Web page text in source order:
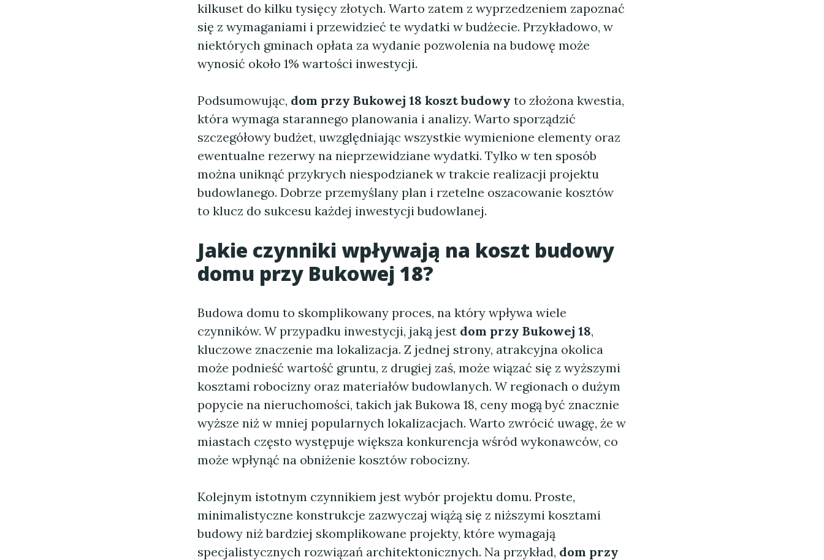
kilkuset do kilku tysięcy złotych. Warto zatem z wyprzedzeniem zapoznać
się z wymaganiami i przewidzieć te wydatki w budżecie. Przykładowo, w
niektórych gminach opłata za wydanie pozwolenia na budowę może
wynosić około 1% wartości inwestycji.
Podsumowując, dom przy Bukowej 18 koszt budowy to złożona kwestia,
która wymaga starannego planowania i analizy. Warto sporządzić
szczegółowy budżet, uwzględniając wszystkie wymienione elementy oraz
ewentualne rezerwy na nieprzewidziane wydatki. Tylko w ten sposób
można uniknąć przykrych niespodzianek w trakcie realizacji projektu
budowlanego. Dobrze przemyślany plan i rzetelne oszacowanie kosztów
to klucz do sukcesu każdej inwestycji budowlanej.
Jakie czynniki wpływają na koszt budowy
domu przy Bukowej 18?
Budowa domu to skomplikowany proces, na który wpływa wiele
czynników. W przypadku inwestycji, jaką jest dom przy Bukowej 18,
kluczowe znaczenie ma lokalizacja. Z jednej strony, atrakcyjna okolica
może podnieść wartość gruntu, z drugiej zaś, może wiązać się z wyższymi
kosztami robocizny oraz materiałów budowlanych. W regionach o dużym
popycie na nieruchomości, takich jak Bukowa 18, ceny mogą być znacznie
wyższe niż w mniej popularnych lokalizacjach. Warto zwrócić uwagę, że w
miastach często występuje większa konkurencja wśród wykonawców, co
może wpłynąć na obniżenie kosztów robocizny.
Kolejnym istotnym czynnikiem jest wybór projektu domu. Proste,
minimalistyczne konstrukcje zazwyczaj wiążą się z niższymi kosztami
budowy niż bardziej skomplikowane projekty, które wymagają
specjalistycznych rozwiązań architektonicznych. Na przykład, dom przy